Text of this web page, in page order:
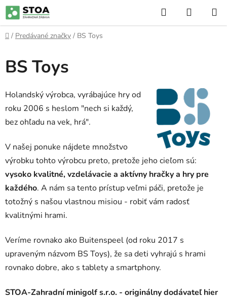
Prejsť
na
obsah
Hľadať
KOŠÍK
Domov
/ Predávané značky / BS Toys
BS Toys
Holandský výrobca, vyrábajúce hry od
roku 2006 s heslom "nech si každý,
bez ohľadu na vek, hrá".
V našej ponuke nájdete množstvo
výrobku tohto výrobcu preto, pretože jeho cieľom sú:
vysoko kvalitné, vzdelávacie a aktívny hračky a hry pre
každého. A nám sa tento prístup veľmi páči, pretože je
totožný s našou vlastnou misiou - robiť vám radosť
kvalitnými hrami.
Veríme rovnako ako Buitenspeel (od roku 2017 s
upraveným názvom BS Toys), že sa deti vyhrajú s hrami
rovnako dobre, ako s tablety a smartphony.
STOA-Zahradní minigolf s.r.o. - originálny dodávateľ hier